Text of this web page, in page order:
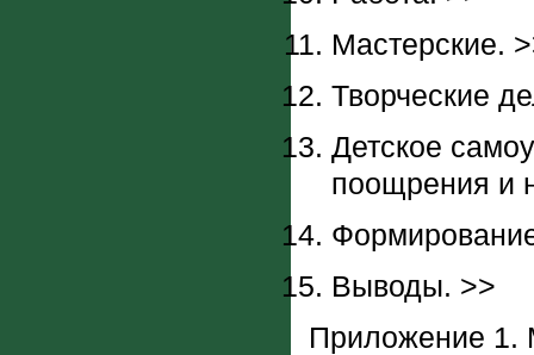
Мастерские.
Творческие
Детское
поощрения и
Выводы. >>
Приложение 1.